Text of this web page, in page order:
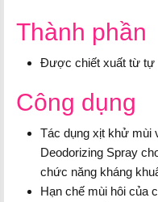
Thành phần
Được chiết xuất từ tự
Công dụng
Tác dụng xịt khử mùi
Deodorizing Spray
chức năng kháng
Hạn chế mùi hôi của